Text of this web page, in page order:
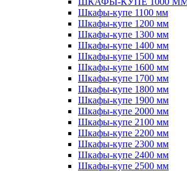
Шкафы-купе 1100 мм
Шкафы-купе 1200 мм
Шкафы-купе 1300 мм
Шкафы-купе 1400 мм
Шкафы-купе 1500 мм
Шкафы-купе 1600 мм
Шкафы-купе 1700 мм
Шкафы-купе 1800 мм
Шкафы-купе 1900 мм
Шкафы-купе 2000 мм
Шкафы-купе 2100 мм
Шкафы-купе 2200 мм
Шкафы-купе 2300 мм
Шкафы-купе 2400 мм
Шкафы-купе 2500 мм